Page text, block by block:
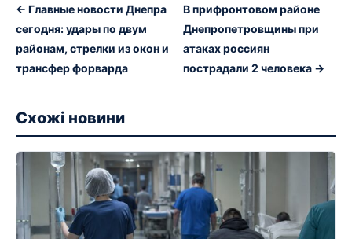
← Главные новости Днепра
сегодня: удары по двум
районам, стрелки из окон и
трансфер форварда
В прифронтовом районе
Днепропетровщины при
атаках россиян
пострадали 2 человека →
Схожі новини